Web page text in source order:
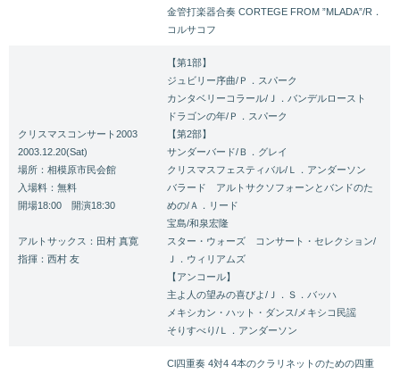
金管打楽器合奏 CORTEGE FROM ”MLADA”/R．
コルサコフ
クリスマスコンサート2003
2003.12.20(Sat)
場所：相模原市民会館
入場料：無料
開場18:00 開演18:30
アルトサックス：田村 真寛
指揮：西村 友
【第1部】
ジュビリー序曲/Ｐ．スパーク
カンタベリーコラール/Ｊ．バンデルロースト
ドラゴンの年/Ｐ．スパーク
【第2部】
サンダーバード/Ｂ．グレイ
クリスマスフェスティバル/Ｌ．アンダーソン
バラード アルトサクソフォーンとバンドのた
めの/Ａ．リード
宝島/和泉宏隆
スター・ウォーズ コンサート・セレクション/
Ｊ．ウィリアムズ
【アンコール】
主よ人の望みの喜びよ/Ｊ．Ｓ．バッハ
メキシカン・ハット・ダンス/メキシコ民謡
そりすべり/Ｌ．アンダーソン
Cl四重奏 4対4 4本のクラリネットのための四重